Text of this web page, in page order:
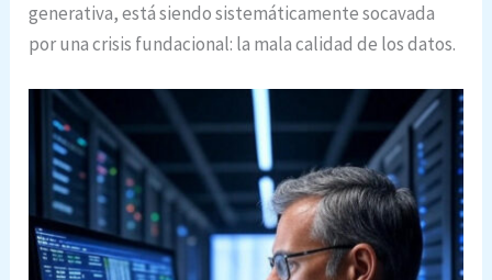
generativa, está siendo sistemáticamente socavada
por una crisis fundacional: la mala calidad de los datos.